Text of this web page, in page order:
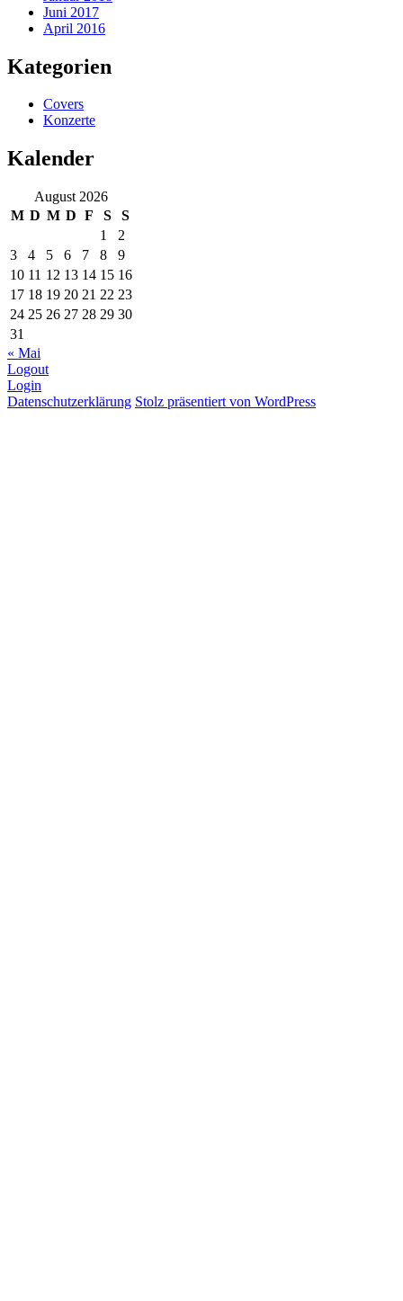
Juni 2017
April 2016
Kategorien
Covers
Konzerte
Kalender
August 2026
M D M D F S
S
1
2
3
4 5 6 7 8
9
10 11 12 13 14 15 16
17 18 19 20 21 22 23
24 25 26 27 28 29 30
31
« Mai
Logout
Login
Datenschutzerklärung Stolz präsentiert von WordPress